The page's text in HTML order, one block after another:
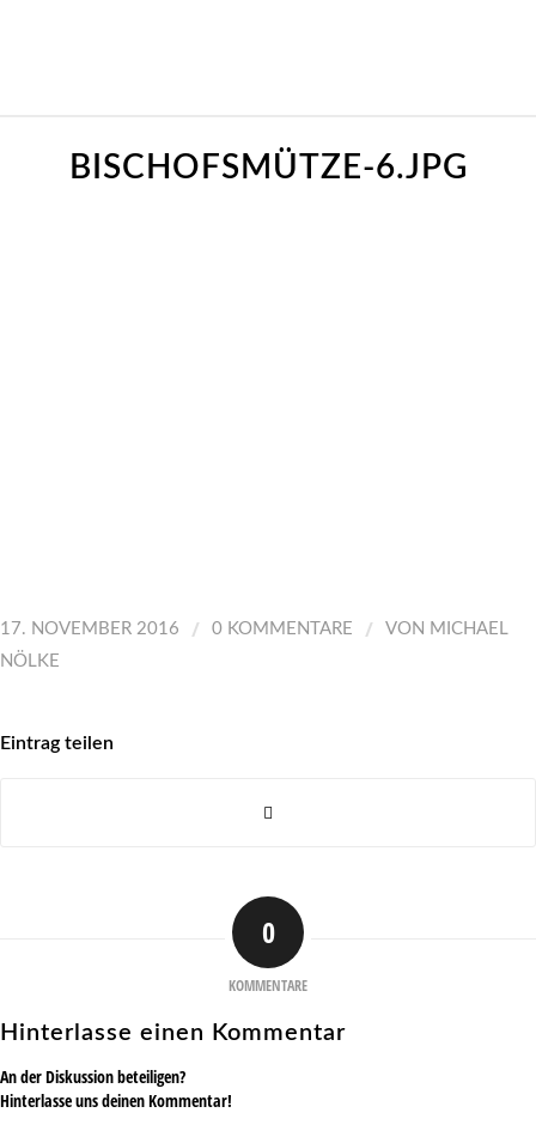
BISCHOFSMÜTZE-6.JPG
17. NOVEMBER 2016 / 0 KOMMENTARE / VON MICHAEL
NÖLKE
Eintrag teilen
0
KOMMENTARE
Hinterlasse einen Kommentar
An der Diskussion beteiligen?
Hinterlasse uns deinen Kommentar!